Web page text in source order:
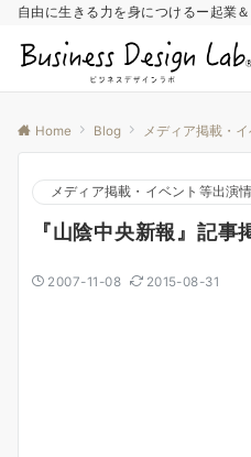
自由に生きる力を身につけるー起業
Home Blog メディア掲載・
メディア掲載・イベント等出演
『山陰中央新報』記事
2007-11-08 2015-08-31